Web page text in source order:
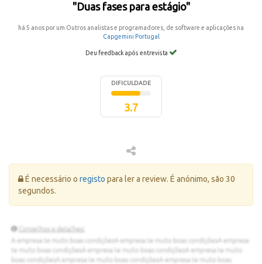
"Duas fases para estágio"
há 5 anos por um Outros analistas e programadores, de software e aplicações na
Capgemini Portugal
Deu feedback após entrevista
DIFICULDADE
3.7
Erro:
É necessário o registo para ler a review. É anónimo, são 30
segundos.